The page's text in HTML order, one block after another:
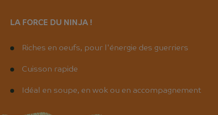
LA FORCE DU NINJA !
Riches en oeufs, pour l'énergie des guerriers
Cuisson rapide
Idéal en soupe, en wok ou en accompagnement